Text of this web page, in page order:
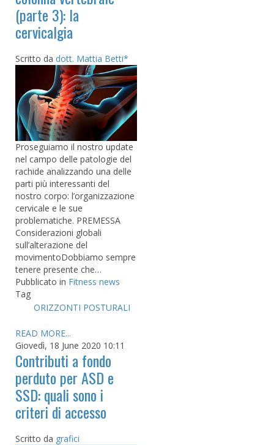
(parte 3): la
cervicalgia
Scritto da dott. Mattia Betti*
Proseguiamo il nostro update
nel campo delle patologie del
rachide analizzando una delle
parti più interessanti del
nostro corpo: l’organizzazione
cervicale e le sue
problematiche. PREMESSA
Considerazioni globali
sull’alterazione del
movimentoDobbiamo sempre
tenere presente che…
Pubblicato in Fitness news
Tag
ORIZZONTI POSTURALI
READ MORE...
Giovedì, 18 June 2020 10:11
Contributi a fondo
perduto per ASD e
SSD: quali sono i
criteri di accesso
Scritto da grafici